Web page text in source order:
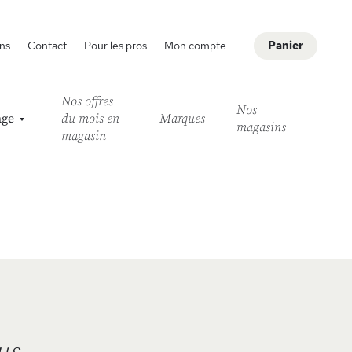
Panier
Contact Pour les pros Mon compte
Nos offres
du mois en
magasin
Marques
Nos
magasins